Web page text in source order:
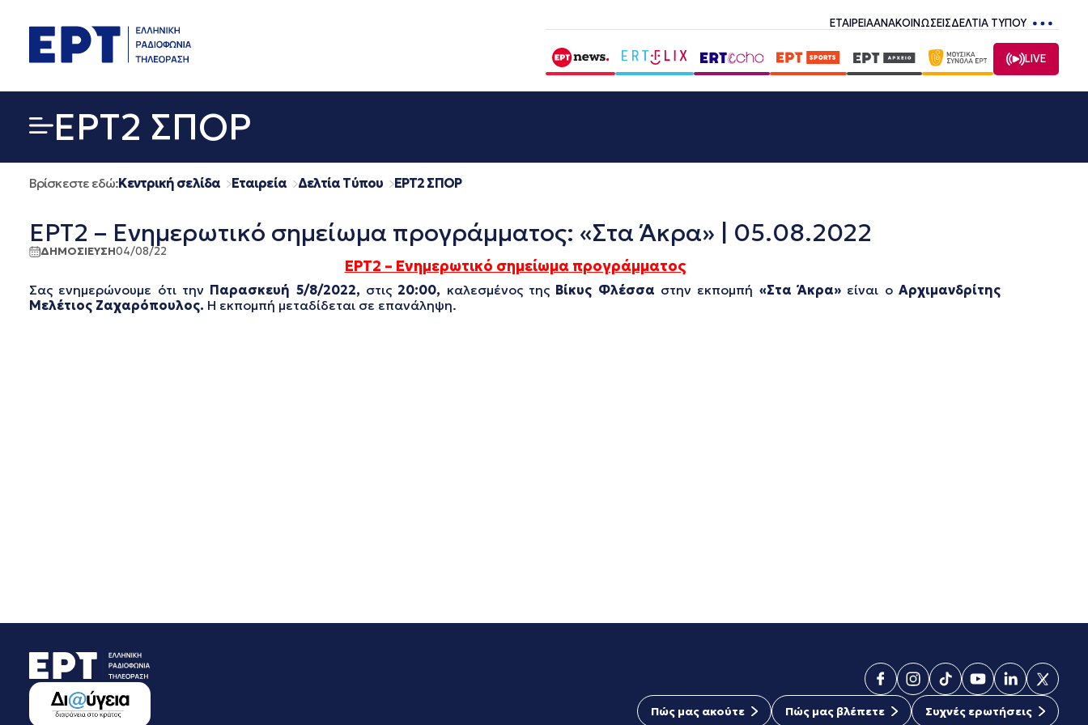
περιεχόμενο
ΕΤΑΙΡΕΙΑΑΝΑΚΟΙΝΩΣΕΙΣΔΕΛΤΙΑ ΤΥΠΟΥ
LIVE
EΡΤ2 ΣΠΟΡ
Βρίσκεστε εδώ:Κεντρική σελίδα Εταιρεία Δελτία Τύπου EΡΤ2 ΣΠΟΡ
ΕΡΤ2 – Ενημερωτικό σημείωμα προγράμματος: «Στα Άκρα» | 05.08.2022
ΔΗΜΟΣΙΕΥΣΗ04/08/22
ΕΡΤ2 – Ενημερωτικό σημείωμαπρογράμματος
Σας ενημερώνουμε ότι την Παρασκευή 5/8/2022, στις 20:00, καλεσμένος της Βίκυς Φλέσσα στην εκπομπή «Στα Άκρα» είναι οΑρχιμανδρίτης
Μελέτιος Ζαχαρόπουλος. Η εκπομπή μεταδίδεται σε επανάληψη.
Πώς μας ακούτε Πώς μας βλέπετε Συχνές ερωτήσεις